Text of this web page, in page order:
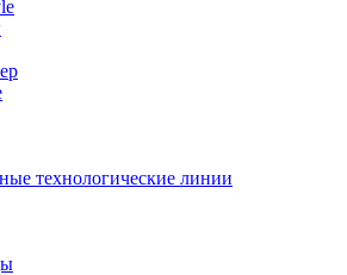
технологические линии